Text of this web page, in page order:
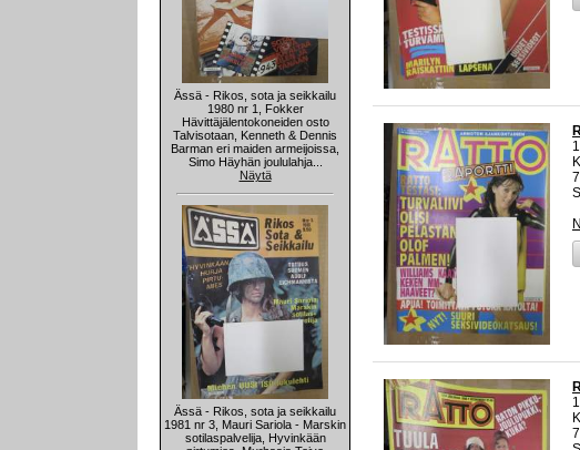
Ässä - Rikos, sota ja seikkailu
1980 nr 1, Fokker
Hävittäjälentokoneiden osto
Talvisotaan, Kenneth & Dennis
Barman eri maiden armeijoissa,
Simo Häyhän joululahja...
Näytä
Ässä - Rikos, sota ja seikkailu
1981 nr 3, Mauri Sariola - Marskin
sotilaspalvelija, Hyvinkään